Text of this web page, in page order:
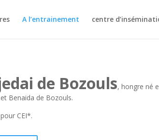
A l’entrainement centre
de Bozouls, hongre né
Benaida de Bozouls.
CEI*.